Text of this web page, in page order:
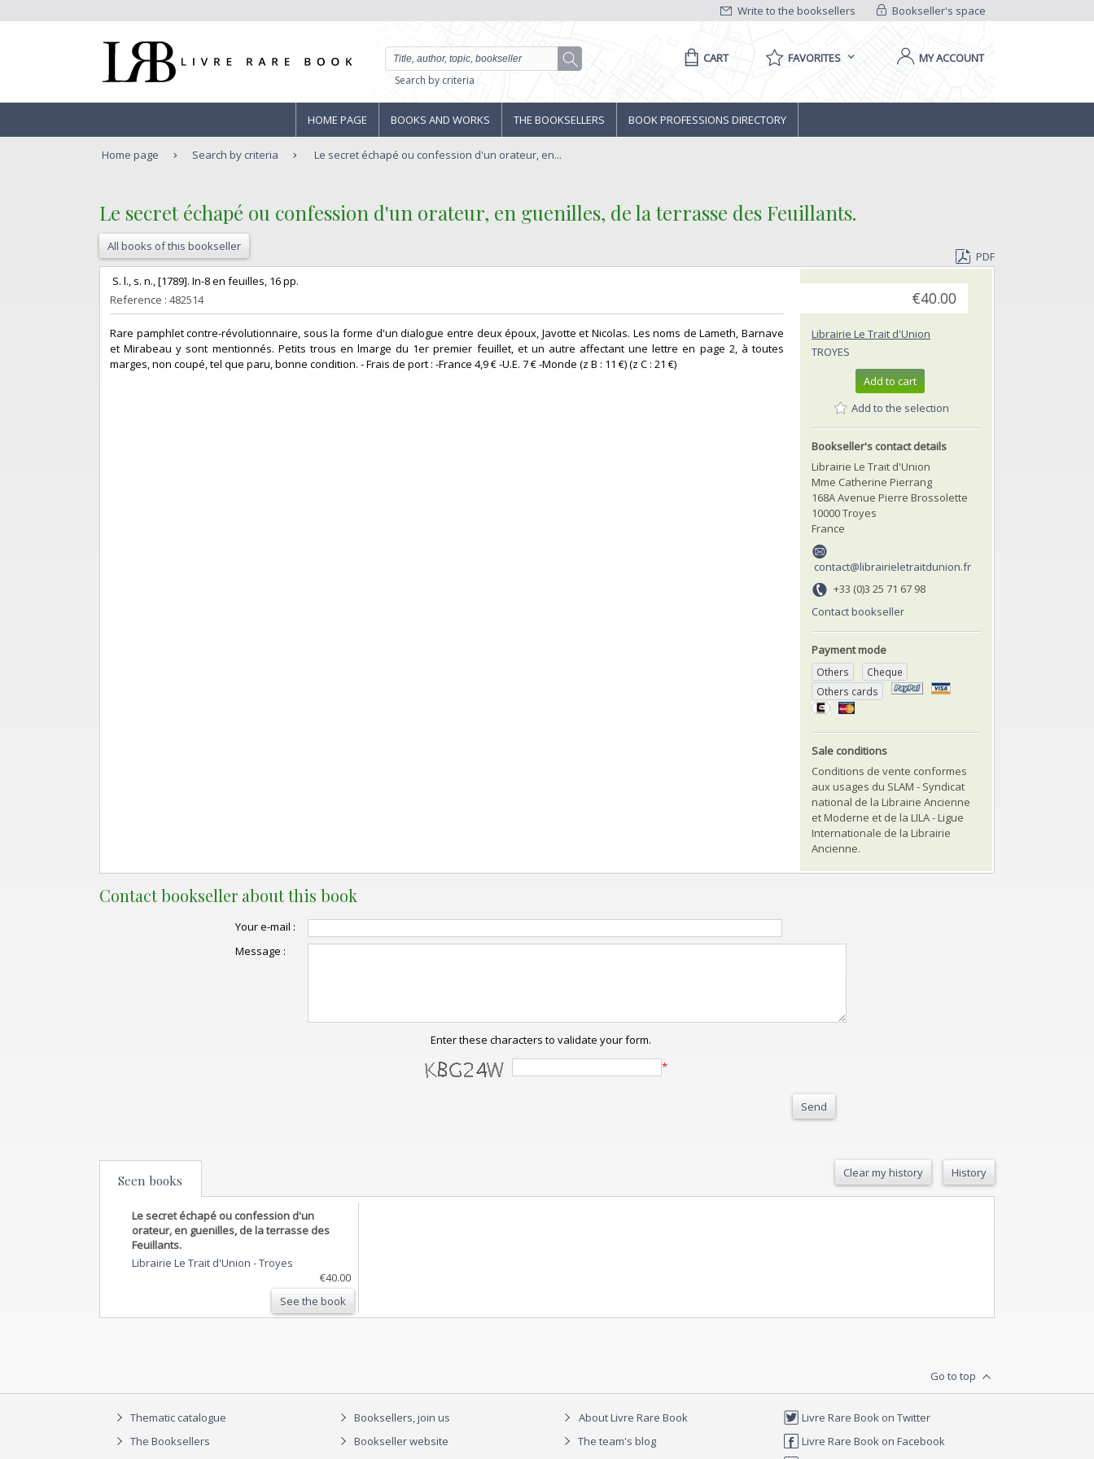
Bookseller's space
Write to the booksellers
Search by criteria
CART FAVORITES MY ACCOUNT
HOME PAGE BOOKS AND WORKS THE BOOKSELLERS BOOK PROFESSIONS DIRECTORY
Home page Search by criteria Le secret échapé ou confession d'un orateur, en...
‎Le secret échapé ou confession d'un orateur, en guenilles, de la terrasse des Feuillants.‎
All books of this bookseller
PDF
‎ S. l., s. n., [1789]. In-8 en feuilles, 16 pp. ‎
Reference : 482514
‎Rare pamphlet contre-révolutionnaire, sous la forme d'un dialogue entre deux époux, Javotte et Nicolas. Les noms de Lameth, Barnave
et Mirabeau y sont mentionnés. Petits trous en lmarge du 1er premier feuillet, et un autre affectant une lettre en page 2, à toutes
marges, non coupé, tel que paru, bonne condition. - Frais de port : -France 4,9 € -U.E. 7 € -Monde (z B : 11 €) (z C : 21 €) ‎
€40.00
Librairie Le Trait d'Union
TROYES
Add to cart
Add to the selection
Bookseller's contact details
Librairie Le Trait d'Union
Mme Catherine Pierrang
168A Avenue Pierre Brossolette
10000 Troyes
France
contact@librairieletraitdunion.fr
+33 (0)3 25 71 67 98
Contact bookseller
Payment mode
Others
Cheque
Others cards
Sale conditions
Conditions de vente conformes
aux usages du SLAM - Syndicat
national de la Librairie Ancienne
et Moderne et de la LILA - Ligue
Internationale de la Librairie
Ancienne.
Contact bookseller about this book
Your e-mail :
Message :
Enter these characters to validate your form.
*
Send
Seen books Clear my history History
Le secret échapé ou confession d'un
orateur, en guenilles, de la terrasse des
Feuillants.
Librairie Le Trait d'Union -Troyes
€40.00
See the book
Go to top
Thematic catalogue
The Booksellers
Booksellers, join us
Bookseller website
About Livre Rare Book
The team's blog
Livre Rare Book on Twitter
Livre Rare Book on Facebook